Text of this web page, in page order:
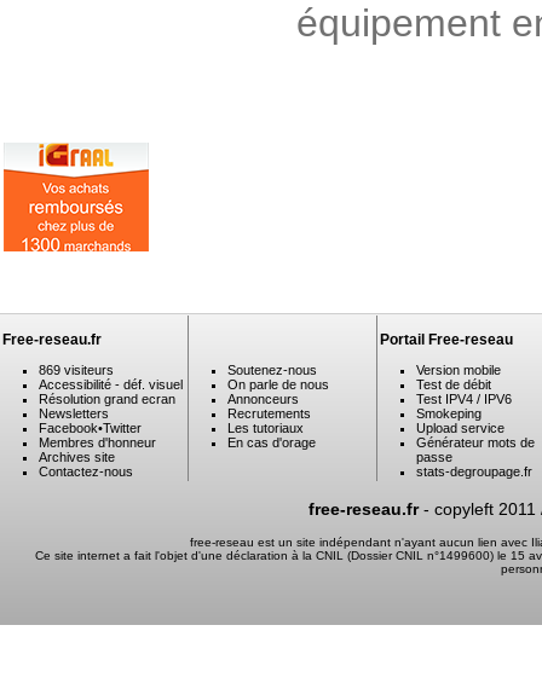
équipement
Free-reseau.fr
869 visiteurs
Accessibilité - déf. visuel
Résolution grand ecran
Newsletters
Facebook•Twitter
Membres d'honneur
Archives site
Contactez-nous
Soutenez-nous
On parle de nous
Annonceurs
Recrutements
Les tutoriaux
En cas d'orage
Portail Free-reseau
Version mobile
Test de débit
Test IPV4 / IPV6
Smokeping
Upload service
Générateur mots de
passe
stats-degroupage.fr
free-reseau.fr- copyleft 2011
free-reseau est un site indépendant n'ayant aucun lien avec
Ce site internet a fait l'objet d'une déclaration à la CNIL (Dossier CNIL n°1499600) le 15